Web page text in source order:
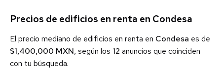
Precios de edificios en renta en Condesa
El precio mediano de edificios en renta en Condesa es de
$1,400,000 MXN, según los 12 anuncios que coinciden
con tu búsqueda.